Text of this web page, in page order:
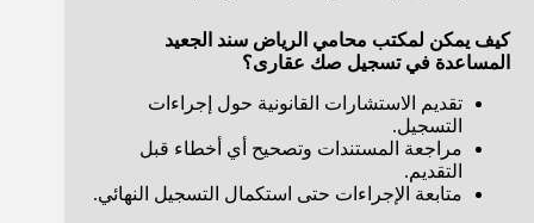
كيف يمكن لمكتب محامي الرياض سند الجعيد
المساعدة في تسجيل صك عقارى؟
تقديم الاستشارات القانونية حول إجراءات
التسجيل.
مراجعة المستندات وتصحيح أي أخطاء قبل
التقديم.
متابعة الإجراءات حتى استكمال التسجيل النهائي.